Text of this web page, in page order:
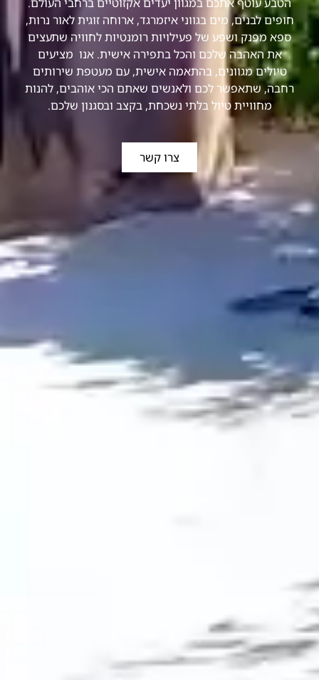
חופים לבנים, מים בגווני איזמרגד, ארוחה זוגית לאור נרות,
ספא מפנק ושפע של פעילויות רומנטיות לחוויה שתעצים
את האהבה שלכם והכל בתפירה אישית. אנו מציעים
טיולים מגוונים, בהתאמה אישית, עם מעטפת שירותים
רחבה, שתאפשר לכם ולאנשים שאתם הכי אוהבים, להנות
מחוויית טיול בלתי נשכחת, בקצב ובסגנון שלכם.
צרו קשר